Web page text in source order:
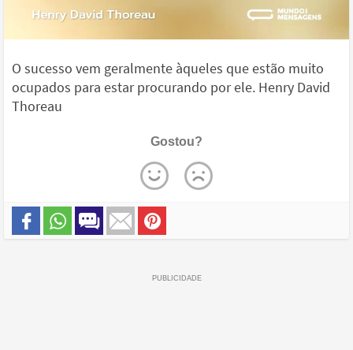
O sucesso vem geralmente àqueles que estão muito
ocupados para estar procurando por ele. Henry David
Thoreau
Gostou?